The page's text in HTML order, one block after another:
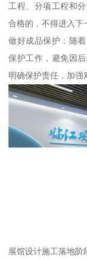
工程、分项工程和
合格的，不得进入下
做好成品保护：随
保护工作，避免因
明确保护责任，加强
展馆设计施工落地阶